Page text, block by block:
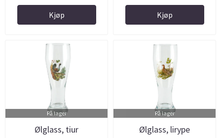
Kjøp Kjøp
På lager
Ølglass, tiur
På lager
Ølglass, lirype